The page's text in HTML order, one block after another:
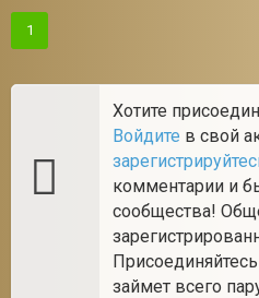
1
Хотите
Войдите в свой
комментарии и
сообщества!
займет всего